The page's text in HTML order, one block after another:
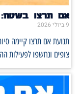
אם תרצו בשטח:
9 ביולי 2026
תנועת אם תרצו קיימה
צופים ונחשפו לפעילות